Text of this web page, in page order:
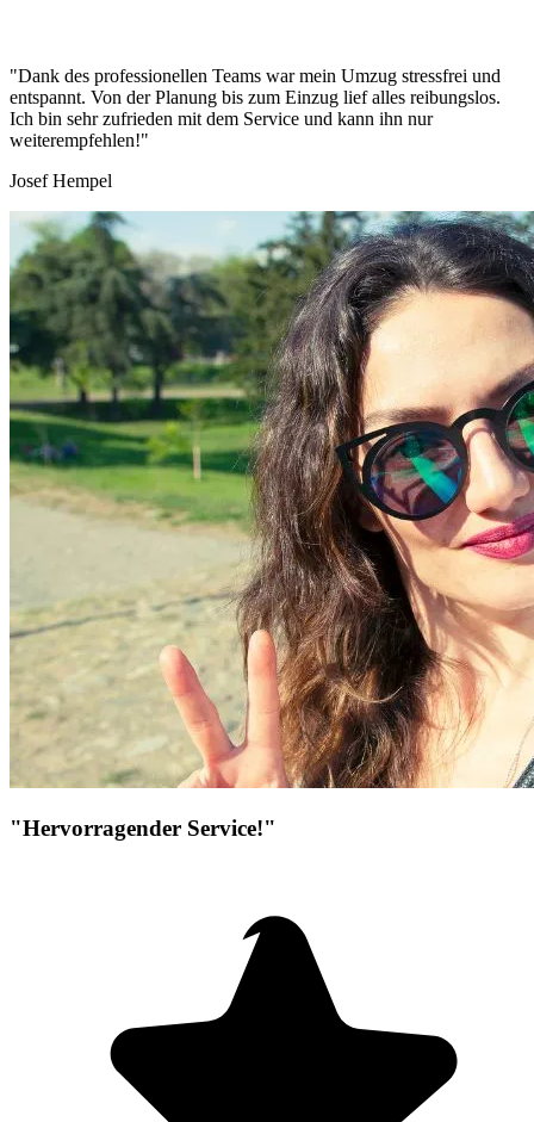
"Dank des professionellen Teams war mein Umzug stressfrei und
entspannt. Von der Planung bis zum Einzug lief alles reibungslos.
Ich bin sehr zufrieden mit dem Service und kann ihn nur
weiterempfehlen!"
Josef Hempel
"Hervorragender Service!"